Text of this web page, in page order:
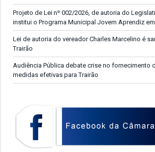
Projeto de Lei nº 002/2026, de autoria do
institui o Programa Municipal Jovem Aprendiz
Lei de autoria do vereador Charles Marcelino é
Trairão
Audiência Pública debate crise no fornecimento
medidas efetivas para Trairão